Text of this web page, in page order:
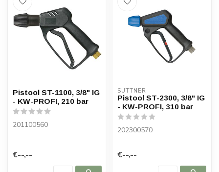
Pistool ST-1100, 3/8" IG
- KW-PROFI, 210 bar
201100560
€--,--
SUTTNER
Pistool ST-2300, 3/8" IG
- KW-PROFI, 310 bar
202300570
€--,--